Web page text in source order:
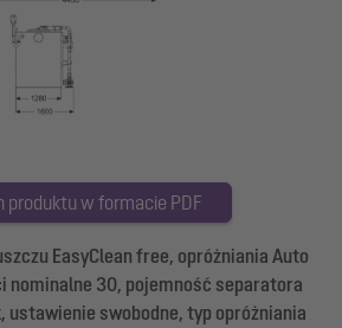
produktu w formacie PDF
EasyClean free, opróżniania Auto
nominalne 30, pojemność separatora
swobodne, typ opróżniania